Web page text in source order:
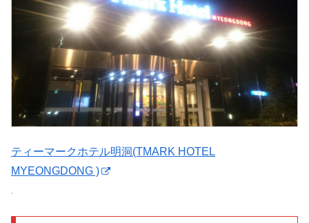
ティーマークホテル明洞(TMARK HOTEL
MYEONGDONG )